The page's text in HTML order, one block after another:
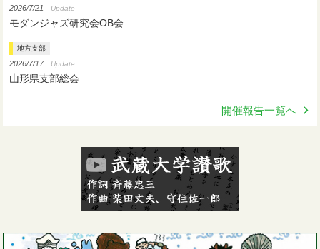
2026/7/21 Update
モダンジャズ研究会OB会
地方支部
2026/7/17 Update
山形県支部総会
開催報告一覧へ